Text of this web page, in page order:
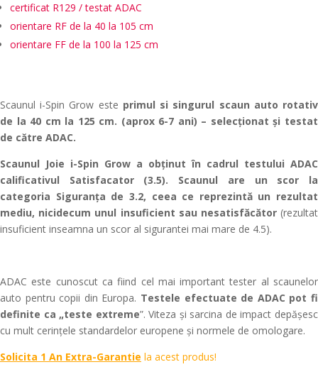
certificat R129 / testat ADAC
orientare RF de la 40 la 105 cm
orientare FF de la 100 la 125 cm
Scaunul i-Spin Grow este primul si singurul scaun auto rotativ
de la 40 cm la 125 cm. (aprox 6-7 ani) – selecționat și testat
de către ADAC.
Scaunul Joie i-Spin Grow a obținut în cadrul testului ADAC
calificativul Satisfacator (3.5). Scaunul are un scor la
categoria Siguranța de 3.2, ceea ce reprezintă un rezultat
mediu, nicidecum unul insuficient sau nesatisfăcător(rezultat
insuficient inseamna un scor al sigurantei mai mare de 4.5).
ADAC este cunoscut ca fiind cel mai important tester al scaunelor
auto pentru copii din Europa. Testele efectuate de ADAC pot fi
definite ca „teste extreme”. Viteza și sarcina de impact depășesc
cu mult cerințele standardelor europene și normele de omologare.
Solicita 1 An Extra-Garantie la acest produs!